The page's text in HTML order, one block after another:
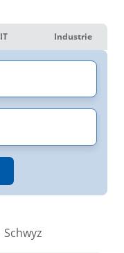
IT Industrie
Schwyz